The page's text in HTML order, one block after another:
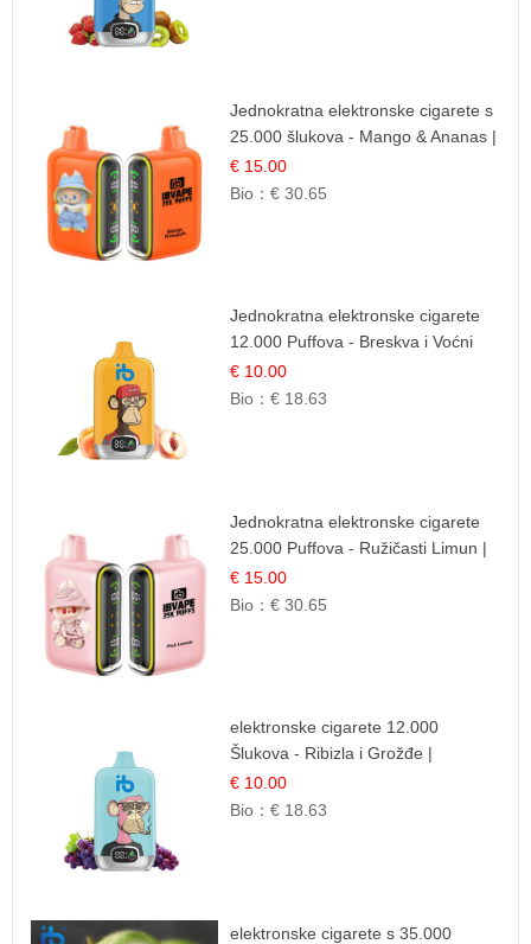
Jednokratna elektronske cigarete s
25.000 šlukova - Mango & Ananas |
Egzotična Voćna Mješavina
€ 15.00
Bio：€ 30.65
Jednokratna elektronske cigarete
12.000 Puffova - Breskva i Voćni
Sok | Osježavajuća Voćna
Mješavina
€ 10.00
Bio：€ 18.63
Jednokratna elektronske cigarete
25.000 Puffova - Ružičasti Limun |
Osježavajuća Citrusna Aroma
€ 15.00
Bio：€ 30.65
elektronske cigarete 12.000
Šlukova - Ribizla i Grožđe |
Elegantna Voćna Kombinacija
€ 10.00
Bio：€ 18.63
elektronske cigarete s 35.000